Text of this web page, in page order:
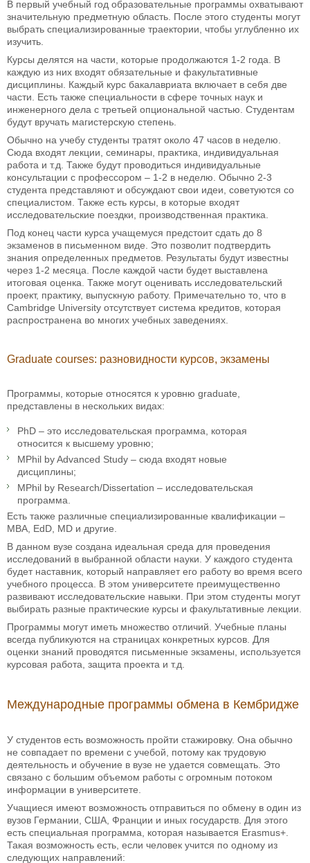
В первый учебный год образовательные программы охватывают
значительную предметную область. После этого студенты могут
выбрать специализированные траектории, чтобы углубленно их
изучить.
Курсы делятся на части, которые продолжаются 1-2 года. В
каждую из них входят обязательные и факультативные
дисциплины. Каждый курс бакалавриата включает в себя две
части. Есть также специальности в сфере точных наук и
инженерного дела с третьей опциональной частью. Студентам
будут вручать магистерскую степень.
Обычно на учебу студенты тратят около 47 часов в неделю.
Сюда входят лекции, семинары, практика, индивидуальная
работа и т.д. Также будут проводиться индивидуальные
консультации с профессором – 1-2 в неделю. Обычно 2-3
студента представляют и обсуждают свои идеи, советуются со
специалистом. Также есть курсы, в которые входят
исследовательские поездки, производственная практика.
Под конец части курса учащемуся предстоит сдать до 8
экзаменов в письменном виде. Это позволит подтвердить
знания определенных предметов. Результаты будут известны
через 1-2 месяца. После каждой части будет выставлена
итоговая оценка. Также могут оценивать исследовательский
проект, практику, выпускную работу. Примечательно то, что в
Cambridge University отсутствует система кредитов, которая
распространена во многих учебных заведениях.
Graduate courses: разновидности курсов, экзамены
Программы, которые относятся к уровню graduate,
представлены в нескольких видах:
PhD – это исследовательская программа, которая
относится к высшему уровню;
MPhil by Advanced Study – сюда входят новые
дисциплины;
MPhil by Research/Dissertation – исследовательская
программа.
Есть также различные специализированные квалификации –
MBA, EdD, MD и другие.
В данном вузе создана идеальная среда для проведения
исследований в выбранной области науки. У каждого студента
будет наставник, который направляет его работу во время всего
учебного процесса. В этом университете преимущественно
развивают исследовательские навыки. При этом студенты могут
выбирать разные практические курсы и факультативные лекции.
Программы могут иметь множество отличий. Учебные планы
всегда публикуются на страницах конкретных курсов. Для
оценки знаний проводятся письменные экзамены, используется
курсовая работа, защита проекта и т.д.
Международные программы обмена в Кембридже
У студентов есть возможность пройти стажировку. Она обычно
не совпадает по времени с учебой, потому как трудовую
деятельность и обучение в вузе не удается совмещать. Это
связано с большим объемом работы с огромным потоком
информации в университете.
Учащиеся имеют возможность отправиться по обмену в один из
вузов Германии, США, Франции и иных государств. Для этого
есть специальная программа, которая называется Erasmus+.
Такая возможность есть, если человек учится по одному из
следующих направлений: